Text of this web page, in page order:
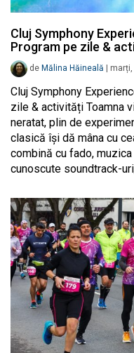
Cluj Symphony
Program pe zile &
de Mălina Hăineală
Cluj Symphony
zile & activități Toamna
neratat, plin de
clasică își dă mâna cu
combină cu fado,
cunoscute soundtrack-